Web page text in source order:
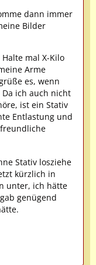
dann immer
Bilder
mal X-Kilo
Arme
es, wenn
ich auch nicht
ist ein Stativ
Entlastung und
Stativ losziehe
kürzlich in
unter, ich hätte
genügend